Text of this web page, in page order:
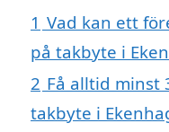
1 Vad kan ett
på takbyte i
2 Få alltid minst
takbyte i